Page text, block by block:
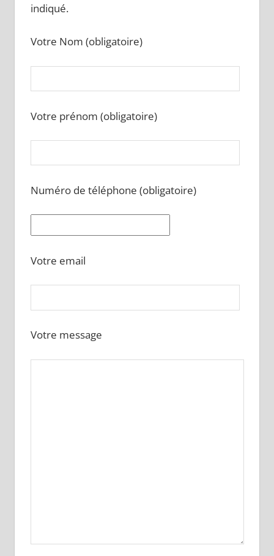
indiqué.
Votre Nom (obligatoire)
Votre prénom (obligatoire)
Numéro de téléphone (obligatoire)
Votre email
Votre message